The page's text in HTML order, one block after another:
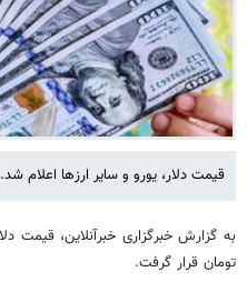
قیمت دلار، یورو و سایر ارزها اعلام شد.
تومان قرار گرفت.